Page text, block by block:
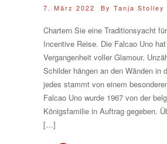
7. März 2022 By Tanja Stolley
Chartern Sie eine Traditionsyacht
Incentive Reise. Die Falcao Uno
Vergangenheit voller Glamour.
Schilder hängen an den Wänden in
jedes stammt von einem
Falcao Uno wurde 1967 von der
Königsfamilie in Auftrag gegeben.
[…]